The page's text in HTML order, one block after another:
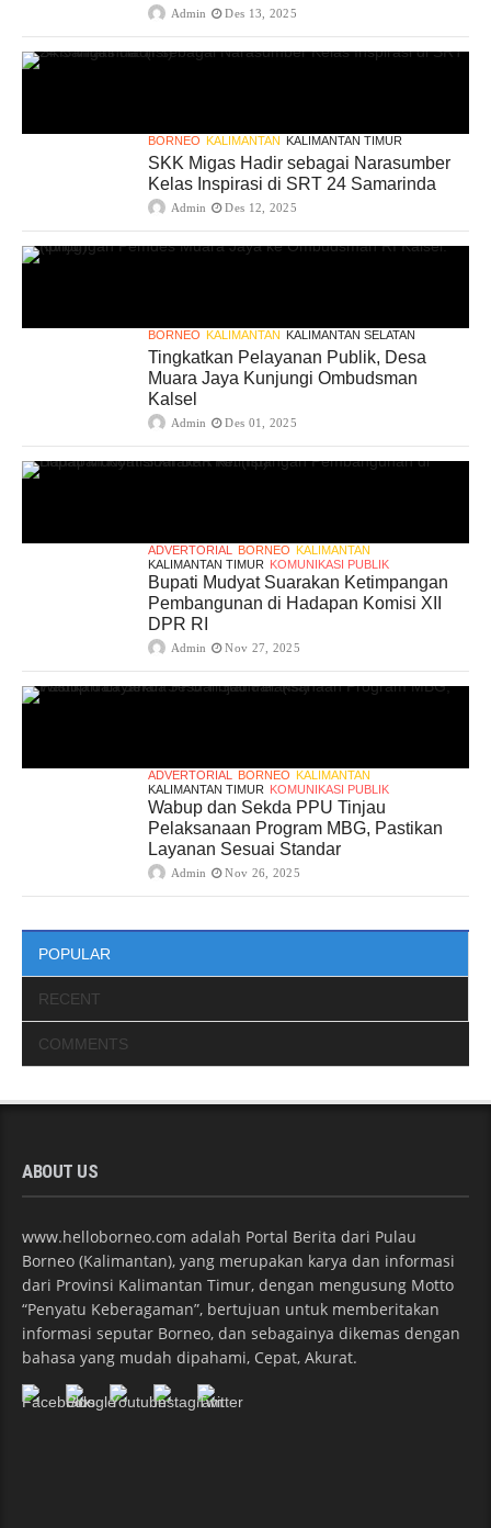
Admin Des 13, 2025
BORNEO KALIMANTAN KALIMANTAN TIMUR
SKK Migas Hadir sebagai Narasumber
Kelas Inspirasi di SRT 24 Samarinda
Admin Des 12, 2025
BORNEO KALIMANTAN KALIMANTAN SELATAN
Tingkatkan Pelayanan Publik, Desa
Muara Jaya Kunjungi Ombudsman
Kalsel
Admin Des 01, 2025
ADVERTORIAL BORNEO KALIMANTAN
KALIMANTAN TIMUR KOMUNIKASI PUBLIK
Bupati Mudyat Suarakan Ketimpangan
Pembangunan di Hadapan Komisi XII
DPR RI
Admin Nov 27, 2025
ADVERTORIAL BORNEO KALIMANTAN
KALIMANTAN TIMUR KOMUNIKASI PUBLIK
Wabup dan Sekda PPU Tinjau
Pelaksanaan Program MBG, Pastikan
Layanan Sesuai Standar
Admin Nov 26, 2025
POPULAR
RECENT
COMMENTS
ABOUT US
www.helloborneo.com adalah Portal Berita dari Pulau
Borneo (Kalimantan), yang merupakan karya dan informasi
dari Provinsi Kalimantan Timur, dengan mengusung Motto
“Penyatu Keberagaman”, bertujuan untuk memberitakan
informasi seputar Borneo, dan sebagainya dikemas dengan
bahasa yang mudah dipahami, Cepat, Akurat.